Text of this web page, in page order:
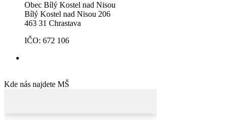
Obec Bílý Kostel nad Nisou
Bílý Kostel nad Nisou 206
463 31 Chrastava
IČO: 672 106
Kde nás najdete MŠ